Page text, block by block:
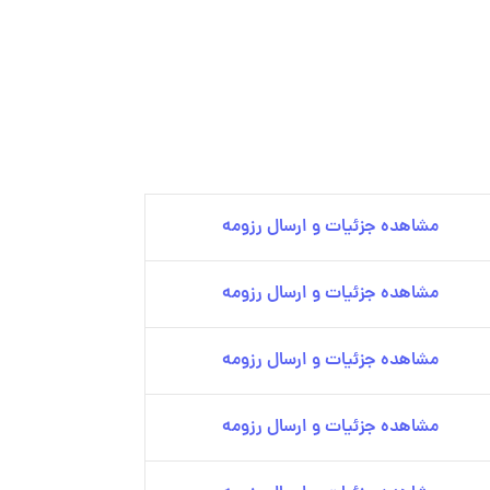
مشاهده جزئیات و ارسال رزومه
مشاهده جزئیات و ارسال رزومه
مشاهده جزئیات و ارسال رزومه
مشاهده جزئیات و ارسال رزومه